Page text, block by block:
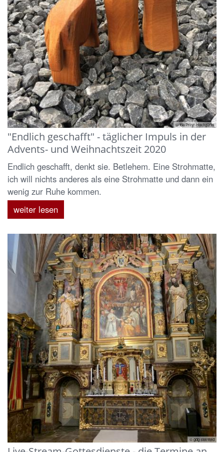
© Ida Prinz-Hochgürtel
"Endlich geschafft" - täglicher Impuls in der
Advents- und Weihnachtszeit 2020
Endlich geschafft, denkt sie. Betlehem. Eine Strohmatte,
ich will nichts anderes als eine Strohmatte und dann ein
wenig zur Ruhe kommen.
weiter lesen
© gdg steinfeld